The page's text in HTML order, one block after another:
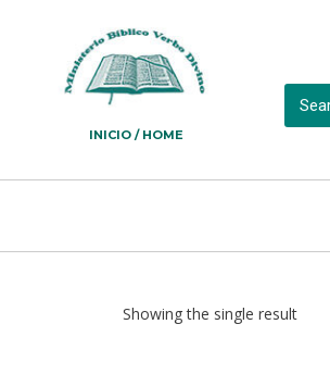
INICIO / HOME
Showing the single result